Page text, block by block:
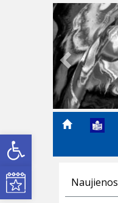
Open toolbar
Kultūros renginiai
Previous
Naujienos